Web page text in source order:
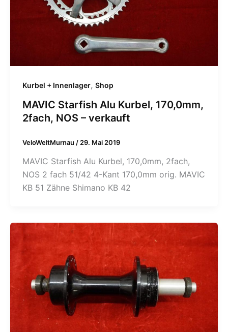
Kurbel + Innenlager, Shop
MAVIC Starfish Alu Kurbel, 170,0mm,
2fach, NOS – verkauft
VeloWeltMurnau / 29. Mai 2019
MAVIC Starfish Alu Kurbel, 170,0mm, 2fach,
NOS 2 fach 51/42 4-Kant 170,0mm orig. MAVIC
KB 51 Zähne Shimano KB 42